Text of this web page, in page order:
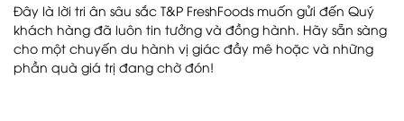
Đây là lời tri ân sâu sắc T&P FreshFoods muốn gửi đến Quý
khách hàng đã luôn tin tưởng và đồng hành. Hãy sẵn sàng
cho một chuyến du hành vị giác đầy mê hoặc và những
phần quà giá trị đang chờ đón!